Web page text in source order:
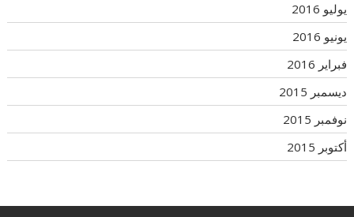
يوليو 2016
يونيو 2016
فبراير 2016
ديسمبر 2015
نوفمبر 2015
أكتوبر 2015